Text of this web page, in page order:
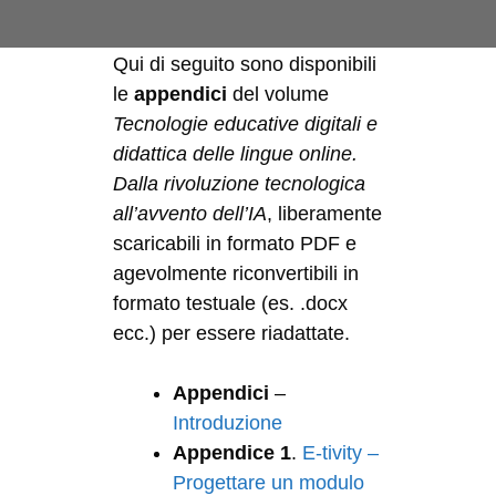
Qui di seguito sono disponibili
leappendici del volume
Tecnologie educative digitali e
didattica delle lingue online.
Dalla rivoluzione tecnologica
all’avvento dell’IA, liberamente
scaricabili in formato PDF e
agevolmente riconvertibili in
formato testuale (es. .docx
ecc.) per essere riadattate.
Appendici –
Introduzione
Appendice 1. E-tivity –
Progettare un modulo